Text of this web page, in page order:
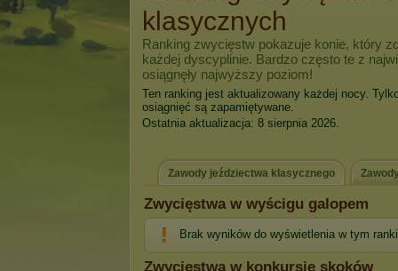
klasycznych
Ranking zwycięstw pokazuje konie, który
każdej dyscyplinie. Bardzo często te z
osiągnęły najwyższy poziom!
Ten ranking jest aktualizowany każdej nocy.
osiągnięć są zapamiętywane.
Ostatnia aktualizacja: 8 sierpnia 2026.
Zawody jeździectwa klasycznego
Zwycięstwa w wyścigu galopem
Brak wyników do wyświetlenia w tym
Zwycięstwa w konkursie skoków